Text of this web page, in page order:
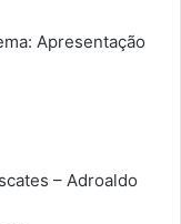
Apresentação
– Adroaldo